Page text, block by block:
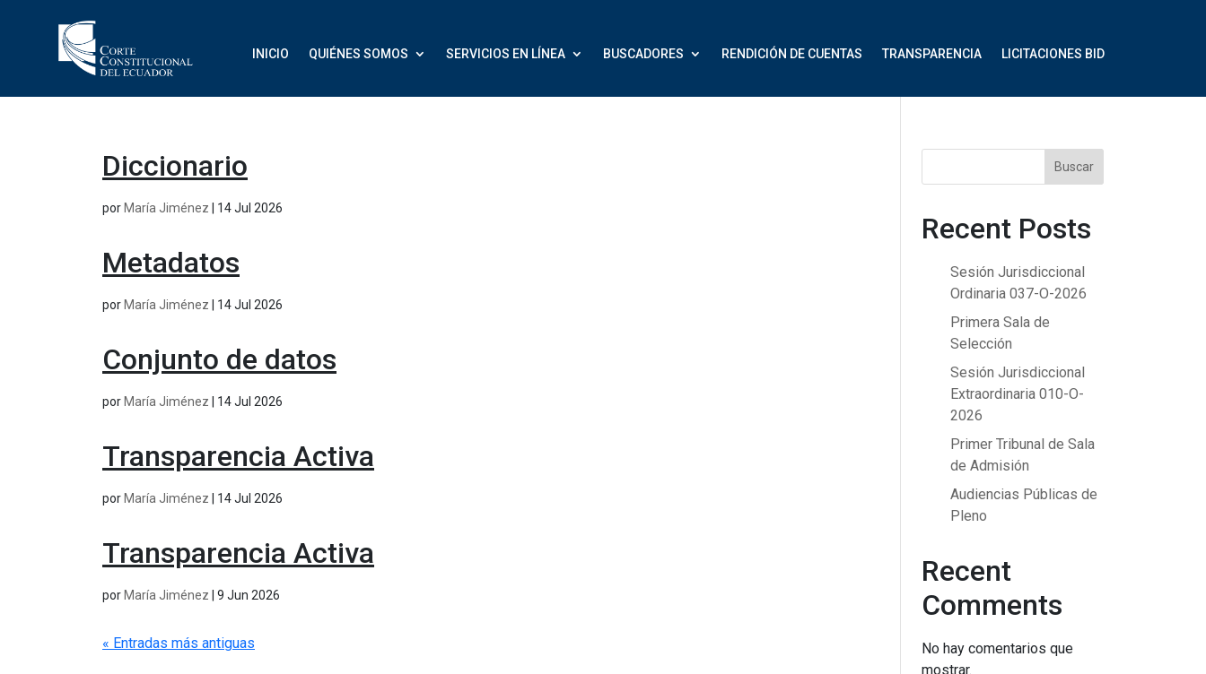
INICIO QUIÉNES SOMOS SERVICIOS EN LÍNEA BUSCADORES RENDICIÓN DE CUENTAS TRANSPARENCIA LICITACIONES BID
Diccionario
por María Jiménez 14 Jul 2026
Metadatos
por María Jiménez 14 Jul 2026
Conjunto de datos
por María Jiménez 14 Jul 2026
Transparencia Activa
por María Jiménez 14 Jul 2026
Transparencia Activa
por María Jiménez 9 Jun 2026
« Entradas más antiguas
Buscar
Recent Posts
Sesión Jurisdiccional
Ordinaria 037-O-2026
Primera Sala de
Selección
Sesión Jurisdiccional
Extraordinaria 010-O-
2026
Primer Tribunal de Sala
de Admisión
Audiencias Públicas de
Pleno
Recent
Comments
No hay comentarios que
mostrar.